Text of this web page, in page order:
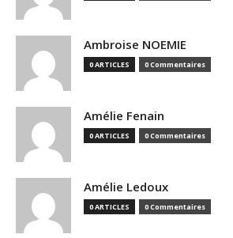
Ambroise NOEMIE
0 ARTICLES 0 Commentaires
Amélie Fenain
0 ARTICLES 0 Commentaires
Amélie Ledoux
0 ARTICLES 0 Commentaires